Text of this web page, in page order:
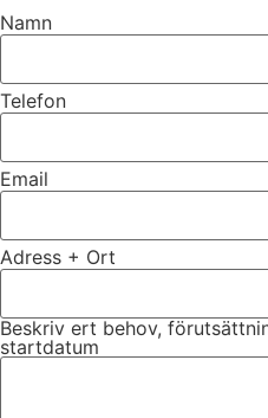
Namn
Telefon
Email
Adress + Ort
Beskriv ert behov,
startdatum